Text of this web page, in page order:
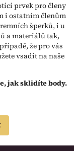
prvek pro členy
i ostatním členům
šperků, i u
a materiálů tak,
že pro vás
vsadit na naše
jak sklidíte body.